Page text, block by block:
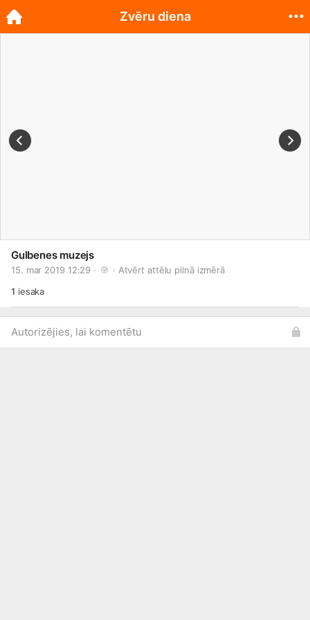
Gulbenes muzejs
15. mar 2019 12:29 · · Atvērt attēlu pilnā izmērā
1 iesaka
Autorizējies, lai komentētu
Zvēru diena